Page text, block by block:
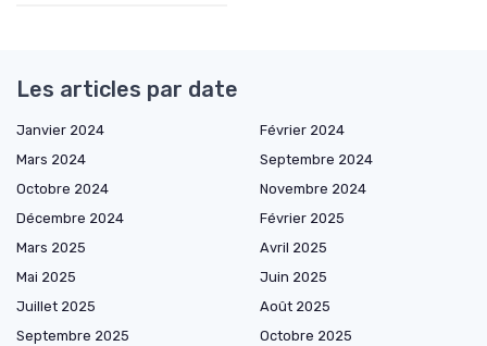
Les articles par date
Janvier 2024
Février 2024
Mars 2024
Septembre 2024
Octobre 2024
Novembre 2024
Décembre 2024
Février 2025
Mars 2025
Avril 2025
Mai 2025
Juin 2025
Juillet 2025
Août 2025
Septembre 2025
Octobre 2025